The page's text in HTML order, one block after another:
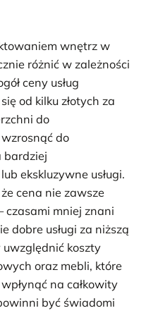
wnętrz w
różnić w zależności
ceny usług
od kilku złotych za
do
do
bardziej
ekskluzywne usługi.
cena nie zawsze
czasami mniej znani
dobre usługi za niższą
koszty
oraz mebli, które
na całkowity
być świadomi